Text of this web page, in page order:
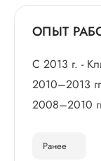
ОПЫТ
С 2013 г. -
2010–2013
2008–2010
Ранее